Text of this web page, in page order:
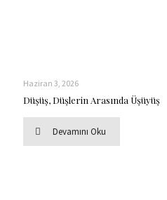
Haziran 3, 2026
Düşüş, Düşlerin Arasında Üşüyüş
Devamını Oku